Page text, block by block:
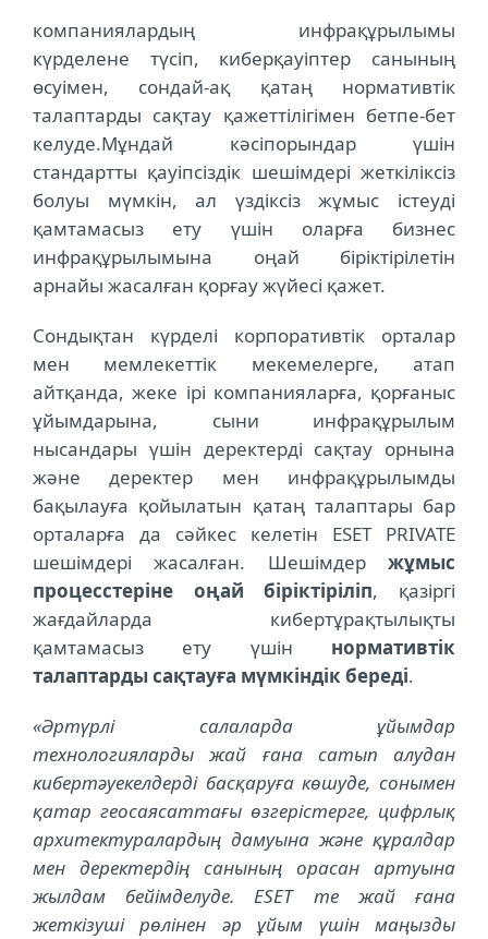
компаниялардың инфрақұрылымы
күрделене түсіп, киберқауіптер санының
өсуімен, сондай-ақ қатаң нормативтік
талаптарды сақтау қажеттілігімен бетпе-бет
келуде.Мұндай кәсіпорындар үшін
стандартты қауіпсіздік шешімдері жеткіліксіз
болуы мүмкін, ал үздіксіз жұмыс істеуді
қамтамасыз ету үшін оларға бизнес
инфрақұрылымына оңай біріктірілетін
арнайы жасалған қорғау жүйесі қажет.
Сондықтан күрделі корпоративтік орталар
мен мемлекеттік мекемелерге, атап
айтқанда, жеке ірі компанияларға, қорғаныс
ұйымдарына, сыни инфрақұрылым
нысандары үшін деректерді сақтау орнына
және деректер мен инфрақұрылымды
бақылауға қойылатын қатаң талаптары бар
орталарға да сәйкес келетін ESET PRIVATE
шешімдері жасалған. Шешімдержұмыс
процесстеріне оңай біріктіріліп, қазіргі
жағдайларда кибертұрақтылықты
қамтамасыз ету үшін нормативтік
талаптарды сақтауға мүмкіндік береді.
«Әртүрлі салаларда ұйымдар
технологияларды жай ғана сатып алудан
кибертәуекелдерді басқаруға көшуде, сонымен
қатар геосаясаттағы өзгерістерге, цифрлық
архитектуралардың дамуына және құралдар
мен деректердің санының орасан артуына
жылдам бейімделуде.ESET те жай ғана
жеткізуші рөлінен әр ұйым үшін маңызды